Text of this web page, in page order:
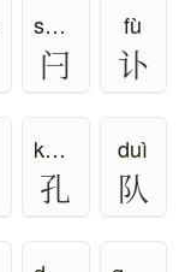
shuān
闩
fù
讣
kǒng
孔
duì
队